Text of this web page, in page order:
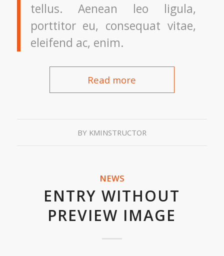
tellus. Aenean leo ligula,
porttitor eu, consequat vitae,
eleifend ac, enim.
Read more
BY KMINSTRUCTOR
NEWS
ENTRY WITHOUT
PREVIEW IMAGE